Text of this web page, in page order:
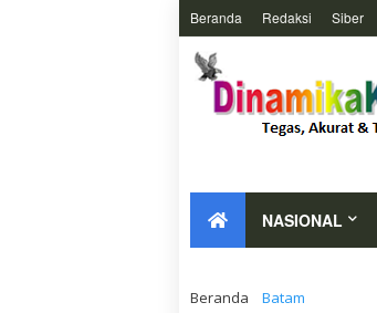
Beranda Redaksi Siber
NASIONAL
Beranda Batam